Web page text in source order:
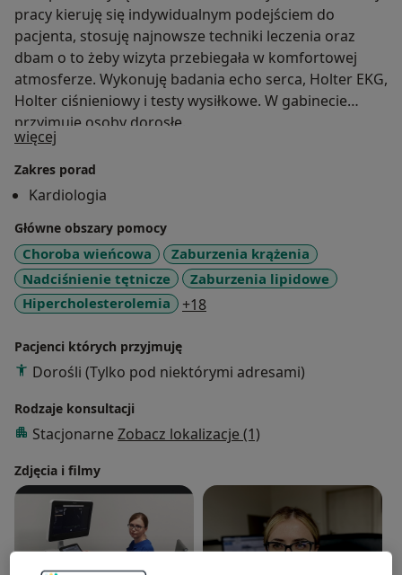
pracy kieruję się indywidualnym podejściem do
pacjenta, stosuję najnowsze techniki leczenia oraz
dbam o to żeby wizyta przebiegała w komfortowej
atmosferze. Wykonuję badania echo serca, Holter EKG,
Holter ciśnieniowy i testy wysiłkowe. W gabinecie
przyjmuję osoby dorosłe.
więcej
Zakres porad
Kardiologia
Główne obszary pomocy
Choroba wieńcowa
Zaburzenia krążenia
Nadciśnienie tętnicze
Zaburzenia lipidowe
Hipercholesterolemia
+18a11y_sr_more_diseases
Pacjenci których przyjmuję
Dorośli (Tylko pod niektórymi adresami)
Rodzaje konsultacji
Stacjonarne Zobacz lokalizacje (1)
Zdjęcia i filmy